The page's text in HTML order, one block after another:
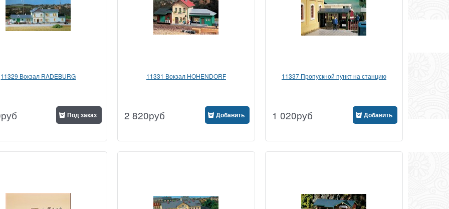
11329 Вокзал RADEBURG
руб Под заказ
11331 Вокзал HOHENDORF
2 820руб Добавить
11337 Пропускной пункт на станцию
1 020руб Добавить